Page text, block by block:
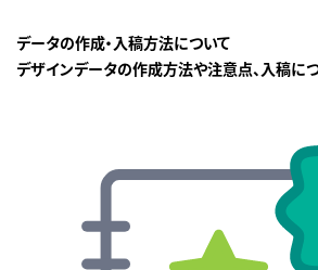
データの作成・入稿方法について
デザインデータの作成方法や注意点、入稿に